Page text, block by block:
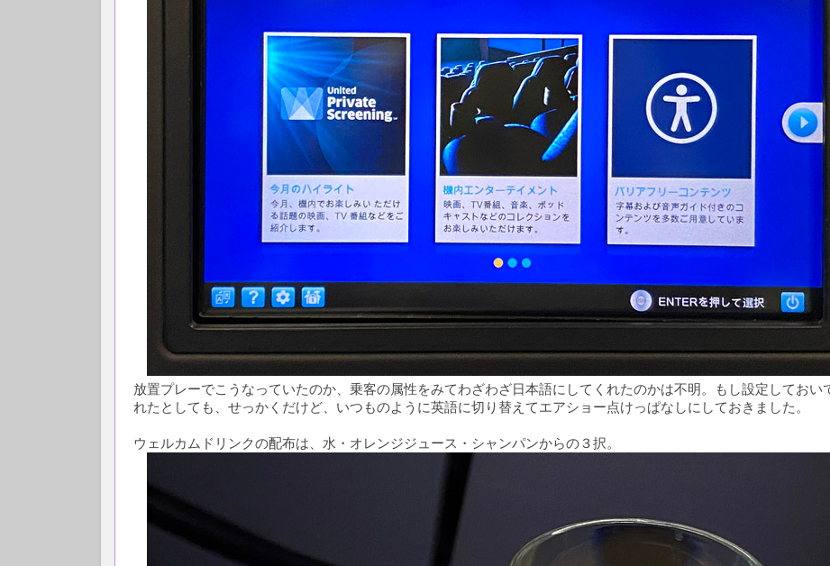
放置プレーでこうなっていたのか、乗客の属性をみてわざわざ日本語にしてくれたのかは不明。もし設定しておい
れたとしても、せっかくだけど、いつものように英語に切り替えてエアショー点けっぱなしにしておきました。
ウェルカムドリンクの配布は、水・オレンジジュース・シャンパンからの３択。